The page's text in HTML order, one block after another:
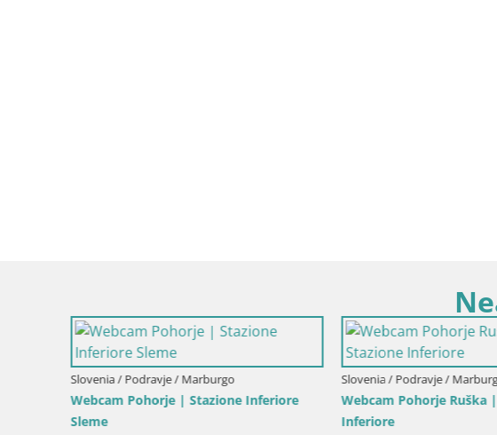
Slovenia / Podravje / Marburgo
Webcam Pohorje | Stazione Inferiore
Sleme
Slovenia / Podravje /
Webcam Pohorje Ruška |
Inferiore